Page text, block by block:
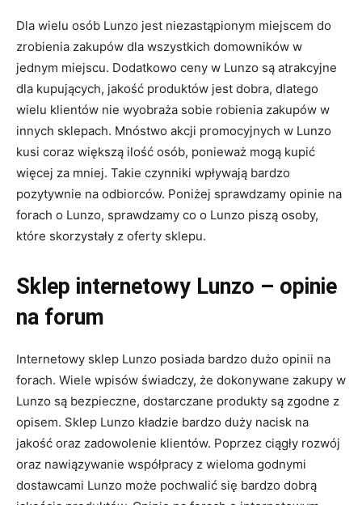
Dla wielu osób Lunzo jest niezastąpionym miejscem do
zrobienia zakupów dla wszystkich domowników w
jednym miejscu. Dodatkowo ceny w Lunzo są atrakcyjne
dla kupujących, jakość produktów jest dobra, dlatego
wielu klientów nie wyobraża sobie robienia zakupów w
innych sklepach. Mnóstwo akcji promocyjnych w Lunzo
kusi coraz większą ilość osób, ponieważ mogą kupić
więcej za mniej. Takie czynniki wpływają bardzo
pozytywnie na odbiorców. Poniżej sprawdzamy opinie na
forach o Lunzo, sprawdzamy co o Lunzo piszą osoby,
które skorzystały z oferty sklepu.
Sklep internetowy Lunzo – opinie
na forum
Internetowy sklep Lunzo posiada bardzo dużo opinii na
forach. Wiele wpisów świadczy, że dokonywane zakupy w
Lunzo są bezpieczne, dostarczane produkty są zgodne z
opisem. Sklep Lunzo kładzie bardzo duży nacisk na
jakość oraz zadowolenie klientów. Poprzez ciągły rozwój
oraz nawiązywanie współpracy z wieloma godnymi
dostawcami Lunzo może pochwalić się bardzo dobrą